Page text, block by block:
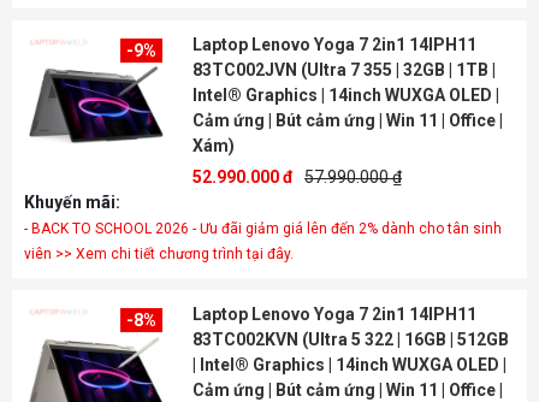
-9%
Laptop Lenovo Yoga 7 2in1 14IPH11
83TC002JVN (Ultra 7 355 | 32GB | 1TB |
Intel® Graphics | 14inch WUXGA OLED |
Cảm ứng | Bút cảm ứng | Win 11 | Office |
Xám)
52.990.000 đ 57.990.000 ₫
Khuyến mãi:
- BACK TO SCHOOL 2026 - Ưu đãi giảm giá lên đến 2% dành cho tân sinh
viên >> Xem chi tiết chương trình tại đây.
-8%
Laptop Lenovo Yoga 7 2in1 14IPH11
83TC002KVN (Ultra 5 322 | 16GB | 512GB
| Intel® Graphics | 14inch WUXGA OLED |
Cảm ứng | Bút cảm ứng | Win 11 | Office |